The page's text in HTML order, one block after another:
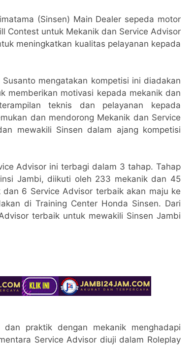
(Sinsen) Main Dealer sepeda motor
Contest untuk Mekanik dan Service Advisor
meningkatkan kualitas pelayanan kepada
mengatakan kompetisi ini diadakan
memberikan motivasi kepada mekanik dan
teknis dan pelayanan kepada
dan mendorong Mekanik dan Service
mewakili Sinsen dalam ajang kompetisi
Advisor ini terbagi dalam 3 tahap. Tahap
Jambi, diikuti oleh 233 mekanik dan 45
6 Service Advisor terbaik akan maju ke
di Training Center Honda Sinsen. Dari
terbaik untuk mewakili Sinsen Jambi
praktik dengan mekanik menghadapi
Service Advisor diuji dalam Roleplay